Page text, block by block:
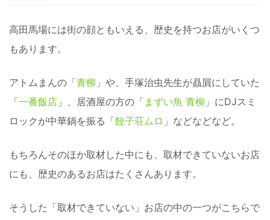
高田馬場には街の顔ともいえる、歴史を持つお店がいくつ
もあります。
アトムまんの「青柳 」や、手塚治虫先生が贔屓にしていた
「一番飯店 」、居酒屋の方の「 まずい魚 青柳 」にDJスミ
ロックが中華鍋を振る「餃子荘ムロ 」などなどなど。
もちろんそのほか取材した中にも、取材できていないお店
にも、歴史のあるお店はたくさんあります。
そうした「取材できていない」お店の中の一つがこちらで